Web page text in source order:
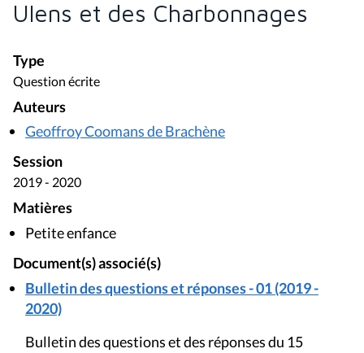
Ulens et des Charbonnages
Type
Question écrite
Auteurs
Geoffroy Coomans de Brachène
Session
2019 - 2020
Matières
Petite enfance
Document(s) associé(s)
Bulletin des questions et réponses - 01 (2019 -
2020)
Bulletin des questions et des réponses du 15